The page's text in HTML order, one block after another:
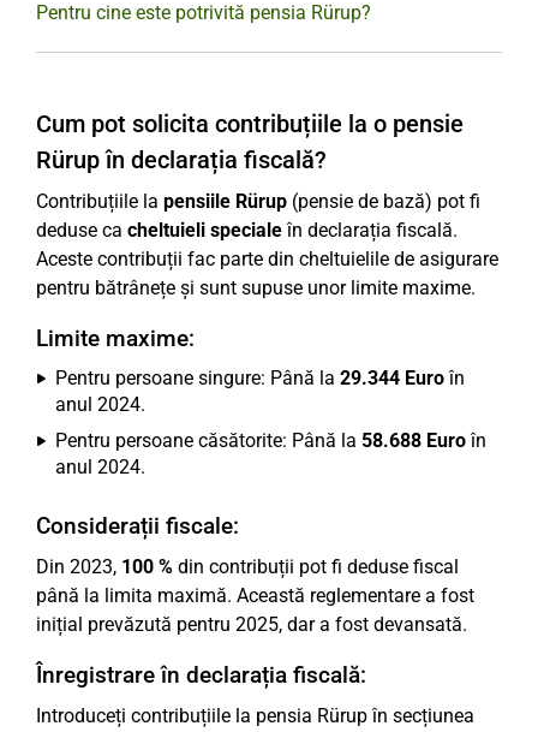
Pentru cine este potrivită pensia Rürup?
Cum pot solicita contribuțiile la o pensie
Rürup în declarația fiscală?
Contribuțiile la pensiile Rürup (pensie de bază) pot fi
deduse ca cheltuieli specialeîn declarația fiscală.
Aceste contribuții fac parte din cheltuielile de asigurare
pentru bătrânețe și sunt supuse unor limite maxime.
Limite maxime:
Pentru persoane singure: Până la 29.344 Euroîn
anul 2024.
Pentru persoane căsătorite: Până la 58.688 Euroîn
anul 2024.
Considerații fiscale:
Din 2023, 100 % din contribuții pot fi deduse fiscal
până la limita maximă. Această reglementare a fost
inițial prevăzută pentru 2025, dar a fost devansată.
Înregistrare în declarația fiscală:
Introduceți contribuțiile la pensia Rürup în secțiunea